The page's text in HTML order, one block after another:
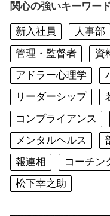
関心の強いキーワー
新入社員 人事部
管理・監督者
資
アドラー心理学
リーダーシップ
コンプライアンス
メンタルヘルス
報連相
コーチン
松下幸之助